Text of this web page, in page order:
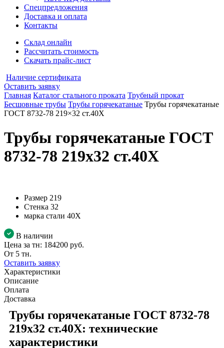
Спецпредложения
Доставка и оплата
Контакты
Склад онлайн
Рассчитать стоимость
Скачать прайс-лист
Наличие сертификата
Оставить заявку
Главная Каталог стального проката Трубный прокат
Бесшовные трубы Трубы горячекатаные Трубы горячекатаные
ГОСТ 8732-78 219×32 ст.40Х
Трубы горячекатаные ГОСТ
8732-78 219x32 ст.40Х
Размер 219
Стенка 32
марка стали 40Х
В наличии
Цена за тн: 184200 руб.
От 5 тн.
Оставить заявку
Характеристики
Описание
Оплата
Доставка
Трубы горячекатаные ГОСТ 8732-78
219x32 ст.40Х: технические
характеристики